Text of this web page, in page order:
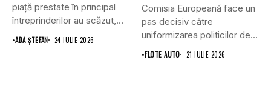
piaţă prestate în principal
întreprinderilor au scăzut,
în...
•ADA ȘTEFAN 24 IULIE 2026
Comisia Europeană face un
pas decisiv către
uniformizarea politicilor de
transport prin...
•FLOTE AUTO 21 IULIE 2026